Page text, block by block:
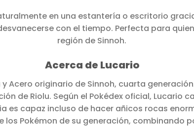
en una estantería o escritorio
con el tiempo. Perfecta para
región de Sinnoh.
Acerca de Lucario
Acero originario de Sinnoh, cuarta
de Riolu. Según el Pokédex oficial, Lucario
capaz incluso de hacer añicos rocas
los Pokémon de su generación, combinando